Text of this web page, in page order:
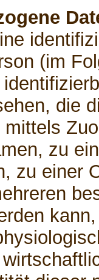
(im
die
zu
zu einer